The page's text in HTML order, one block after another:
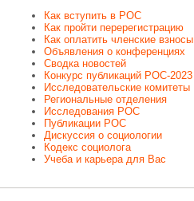
Как вступить в РОС
Как пройти перерегистрацию
Как оплатить членские взносы
Объявления о конференциях
Сводка новостей
Конкурс публикаций РОС-2023
Исследовательские комитеты
Региональные отделения
Исследования РОС
Публикации РОС
Дискуссия о социологии
Кодекс социолога
Учеба и карьера для Вас